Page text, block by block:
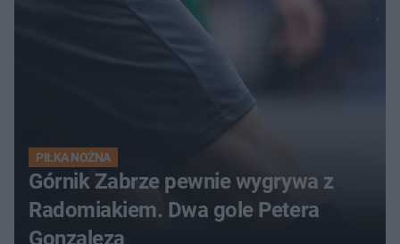
PIŁKA NOŻNA
Górnik Zabrze pewnie wygrywa z
Radomiakiem. Dwa gole Petera
Gonzaleza